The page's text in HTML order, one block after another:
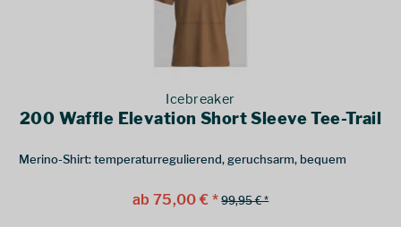
Icebreaker
200 Waffle Elevation Short Sleeve Tee-Trail
Merino-Shirt: temperaturregulierend, geruchsarm, bequem
ab 75,00 € * 99,95 € *